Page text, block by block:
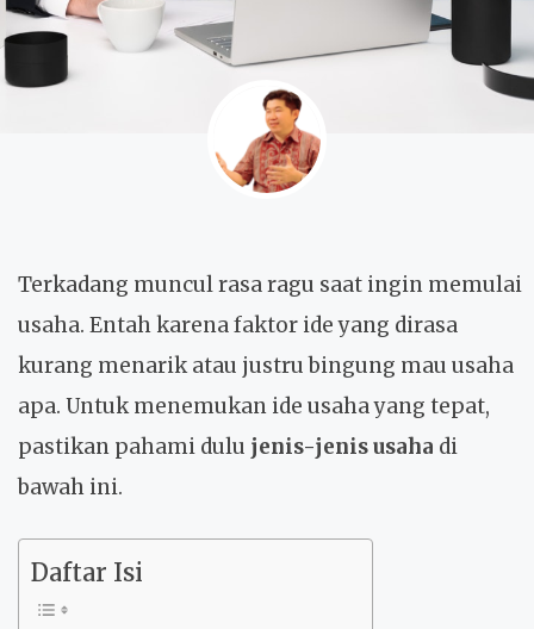
Terkadang muncul rasa ragu saat ingin memulai
usaha. Entah karena faktor ide yang dirasa
kurang menarik atau justru bingung mau usaha
apa. Untuk menemukan ide usaha yang tepat,
pastikan pahami dulu jenis-jenis usaha di
bawah ini.
Daftar Isi